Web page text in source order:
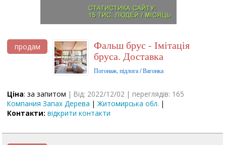
продам Фальш брус - Імітація
бруса. Доставка
Погонаж, підлога / Вагонка
Ціна: за запитом | Від: 2022/12/02 | переглядів: 165
Компания Запах Дерева |Житомирська обл. |
Контакти: відкрити контакти